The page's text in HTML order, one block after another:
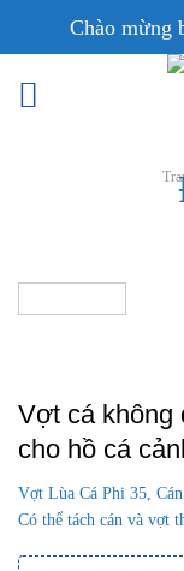
Chào mừng
Vợt cá không
cho hồ cá
Vợt Lùa Cá Phi 35,
Có thể tách cán và vợt